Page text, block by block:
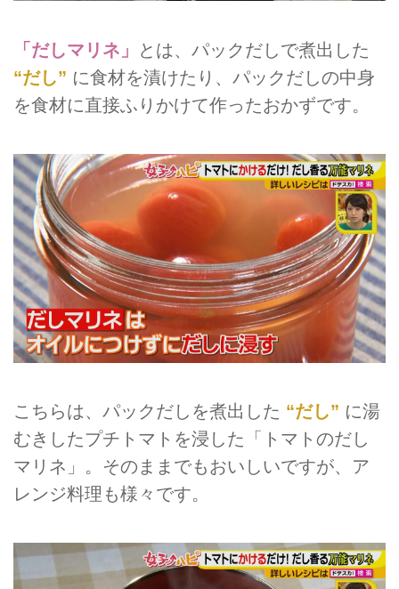
「だしマリネ」
とは、パックだしで煮出した
“だし” に食材を漬けたり、パックだしの中身
を食材に直接ふりかけて作ったおかずです。
こちらは、パックだしを煮出した “だし” に湯
むきしたプチトマトを浸した「トマトのだし
マリネ」。そのままでもおいしいですが、ア
レンジ料理も様々です。